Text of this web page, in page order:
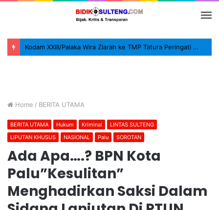
Kodam XXIII/Palaka Wira Ziarah ke TMP Tatura Peringati HUT ke-1
Home / BERITA UTAMA
BERITA UTAMA Hukum Kriminal
LINTAS SULTENG
LIPUTAN KHUSUS
NASIONAL Palu SOROTAN
Ada Apa….? BPN Kota
Palu”Kesulitan”
Menghadirkan Saksi Dalam